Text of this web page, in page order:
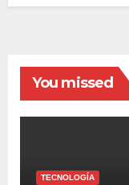
You missed
TECNOLOGÍA